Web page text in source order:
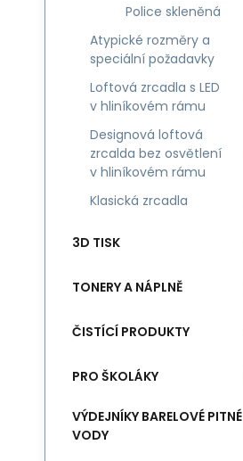
Police skleněná
Atypické rozměry a
speciální požadavky
Loftová zrcadla s LED
v hliníkovém rámu
Designová loftová
zrcalda bez osvětlení
v hliníkovém rámu
Klasická zrcadla
3D TISK
TONERY A NÁPLNĚ
ČISTÍCÍ PRODUKTY
PRO ŠKOLÁKY
VÝDEJNÍKY BARELOVÉ PITNÉ
VODY